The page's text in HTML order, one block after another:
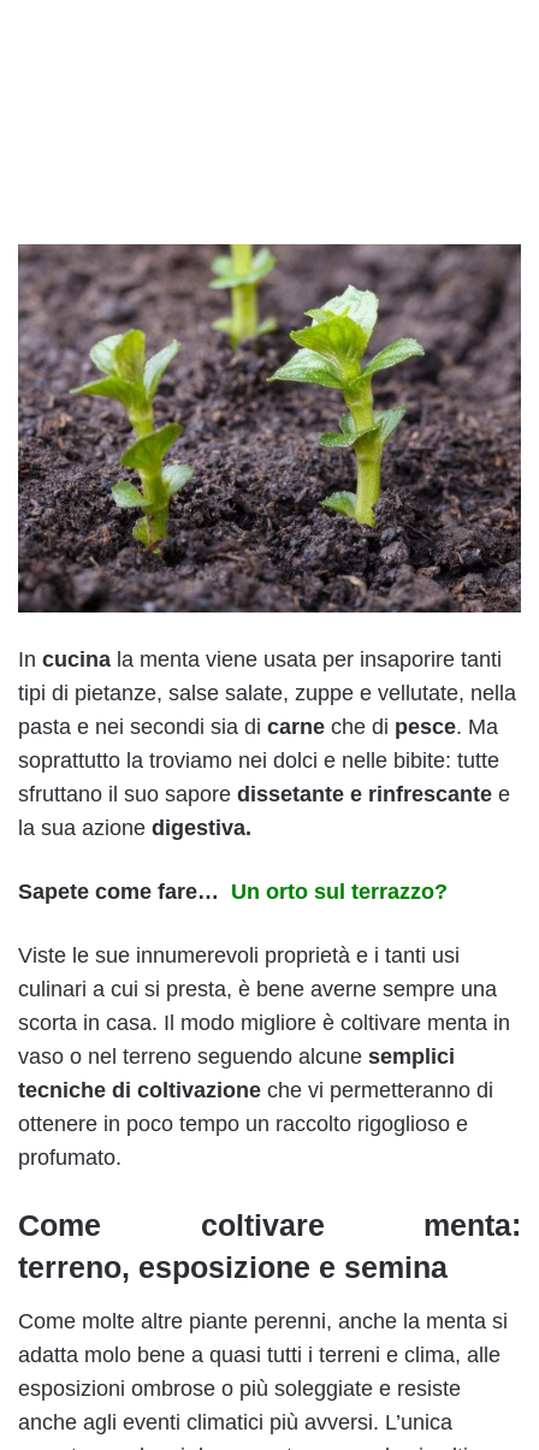
In cucina la menta viene usata per insaporire tanti
tipi di pietanze, salse salate, zuppe e vellutate, nella
pasta e nei secondi sia di carne che di pesce. Ma
soprattutto la troviamo nei dolci e nelle bibite: tutte
sfruttano il suo sapore dissetante e rinfrescante e
la sua azione digestiva.
Sapete come fare… Un orto sul terrazzo?
Viste le sue innumerevoli proprietà e i tanti usi
culinari a cui si presta, è bene averne sempre una
scorta in casa. Il modo migliore è coltivare menta in
vaso o nel terreno seguendo alcune semplici
tecniche di coltivazione che vi permetteranno di
ottenere in poco tempo un raccolto rigoglioso e
profumato.
Come coltivare menta:
terreno, esposizione e semina
Come molte altre piante perenni, anche la menta si
adatta molo bene a quasi tutti i terreni e clima, alle
esposizioni ombrose o più soleggiate e resiste
anche agli eventi climatici più avversi. L’unica